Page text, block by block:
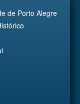
de Porto Alegre